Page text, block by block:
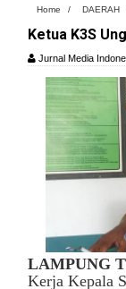
Home / DAERAH
Ketua K3S
Jurnal Media
LAMPUNG
Kerja Kepala